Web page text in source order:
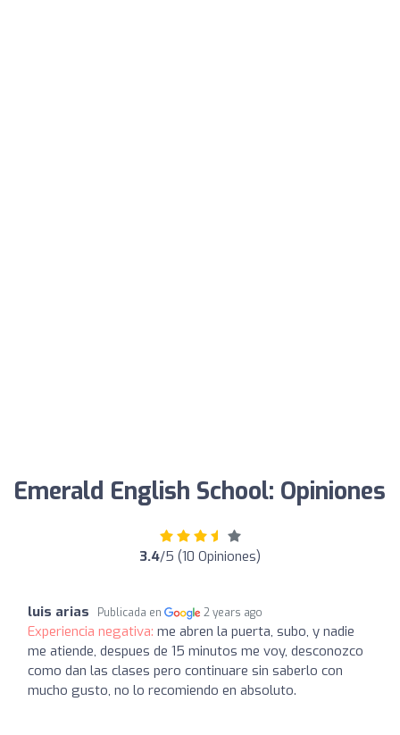
Emerald English School: Opiniones
3.4/5 (10 Opiniones)
luis arias Publicada en 2 years ago
Experiencia negativa: me abren la puerta, subo, y nadie
me atiende, despues de 15 minutos me voy, desconozco
como dan las clases pero continuare sin saberlo con
mucho gusto, no lo recomiendo en absoluto.